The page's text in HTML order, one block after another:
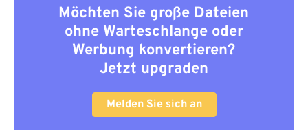
Möchten Sie große Dateien
ohne Warteschlange oder
Werbung konvertieren?
Jetzt upgraden
Melden Sie sich an